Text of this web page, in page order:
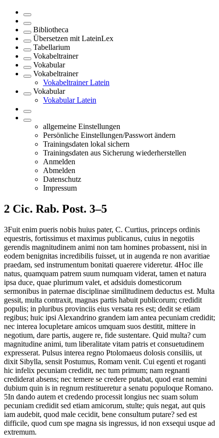
Bibliotheca
Übersetzen mit LateinLex
Tabellarium
Vokabeltrainer
Vokabular
Vokabeltrainer
Vokabeltrainer Latein
Vokabular
Vokabular Latein
allgemeine Einstellungen
Persönliche Einstellungen/Passwort ändern
Trainingsdaten lokal sichern
Trainingsdaten aus Sicherung wiederherstellen
Anmelden
Abmelden
Datenschutz
Impressum
2 Cic. Rab. Post. 3–5
3Fuit enim pueris nobis huius pater, C. Curtius, princeps ordinis
equestris, fortissimus et maximus publicanus, cuius in negotiis
gerendis magnitudinem animi non tam homines probassent, nisi in
eodem benignitas incredibilis fuisset, ut in augenda re non avaritiae
praedam, sed instrumentum bonitati quaerere videretur. 4Hoc ille
natus, quamquam patrem suum numquam viderat, tamen et natura
ipsa duce, quae plurimum valet, et adsiduis domesticorum
sermonibus in paternae disciplinae similitudinem deductus est. Multa
gessit, multa contraxit, magnas partis habuit publicorum; credidit
populis; in pluribus provinciis eius versata res est; dedit se etiam
regibus; huic ipsi Alexandrino grandem iam antea pecuniam credidit;
nec interea locupletare amicos umquam suos destitit, mittere in
negotium, dare partis, augere re, fide sustentare. Quid multa? cum
magnitudine animi, tum liberalitate vitam patris et consuetudinem
expresserat. Pulsus interea regno Ptolomaeus dolosis consiliis, ut
dixit Sibylla, sensit Postumus, Romam venit. Cui egenti et roganti
hic infelix pecuniam credidit, nec tum primum; nam regnanti
crediderat absens; nec temere se credere putabat, quod erat nemini
dubium quin is in regnum restitueretur a senatu populoque Romano.
5In dando autem et credendo processit longius nec suam solum
pecuniam credidit sed etiam amicorum, stulte; quis negat, aut quis
iam audebit, quod male cecidit, bene consultum putare? sed est
difficile, quod cum spe magna sis ingressus, id non exsequi usque ad
extremum.